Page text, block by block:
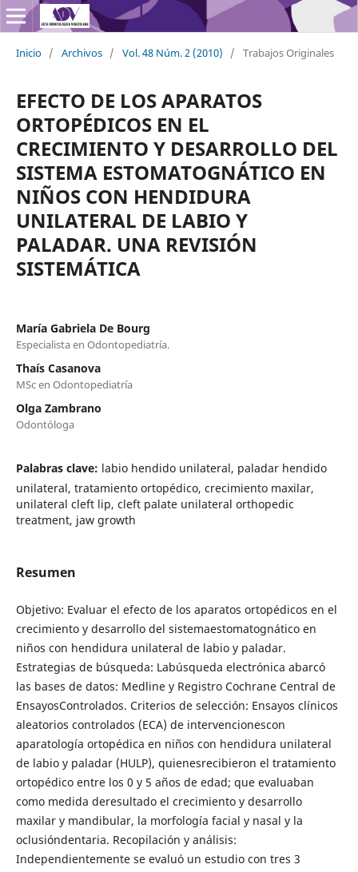
Inicio / Archivos / Vol. 48 Núm. 2 (2010) / Trabajos Originales
EFECTO DE LOS APARATOS
ORTOPÉDICOS EN EL
CRECIMIENTO Y DESARROLLO DEL
SISTEMA ESTOMATOGNÁTICO EN
NIÑOS CON HENDIDURA
UNILATERAL DE LABIO Y
PALADAR. UNA REVISIÓN
SISTEMÁTICA
María Gabriela De Bourg
Especialista en Odontopediatría.
Thaís Casanova
MSc en Odontopediatría
Olga Zambrano
Odontóloga
Palabras clave: labio hendido unilateral, paladar hendido
unilateral, tratamiento ortopédico, crecimiento maxilar,
unilateral cleft lip, cleft palate unilateral orthopedic
treatment, jaw growth
Resumen
Objetivo: Evaluar el efecto de los aparatos ortopédicos en el
crecimiento y desarrollo del sistemaestomatognático en
niños con hendidura unilateral de labio y paladar.
Estrategias de búsqueda: Labúsqueda electrónica abarcó
las bases de datos: Medline y Registro Cochrane Central de
EnsayosControlados. Criterios de selección: Ensayos clínicos
aleatorios controlados (ECA) de intervencionescon
aparatología ortopédica en niños con hendidura unilateral
de labio y paladar (HULP), quienesrecibieron el tratamiento
ortopédico entre los 0 y 5 años de edad; que evaluaban
como medida deresultado el crecimiento y desarrollo
maxilar y mandibular, la morfología facial y nasal y la
oclusióndentaria. Recopilación y análisis:
Independientemente se evaluó un estudio con tres 3